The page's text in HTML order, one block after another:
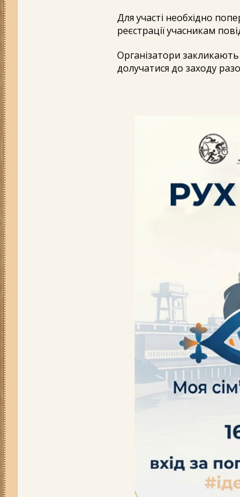
Для участі необхідно
реєстрації учасникам
Організатори
долучатися до заходу